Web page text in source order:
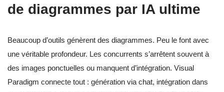
de diagrammes par IA ultime
Beaucoup d’outils génèrent des diagrammes. Peu le font avec
une véritable profondeur. Les concurrents s’arrêtent souvent à
des images ponctuelles ou manquent d’intégration. Visual
Paradigm connecte tout : génération via chat, intégration dans